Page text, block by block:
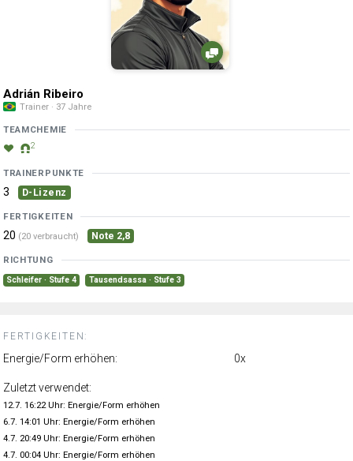
Adrián Ribeiro
Trainer · 37 Jahre
TEAMCHEMIE
2
TRAINERPUNKTE
3 D-Lizenz
FERTIGKEITEN
20 (20 verbraucht) Note 2,8
RICHTUNG
Schleifer · Stufe 4 Tausendsassa · Stufe 3
FERTIGKEITEN:
Energie/Form erhöhen: 0x
Zuletzt verwendet:
12.7. 16:22 Uhr: Energie/Form erhöhen
6.7. 14:01 Uhr: Energie/Form erhöhen
4.7. 20:49 Uhr: Energie/Form erhöhen
4.7. 00:04 Uhr: Energie/Form erhöhen